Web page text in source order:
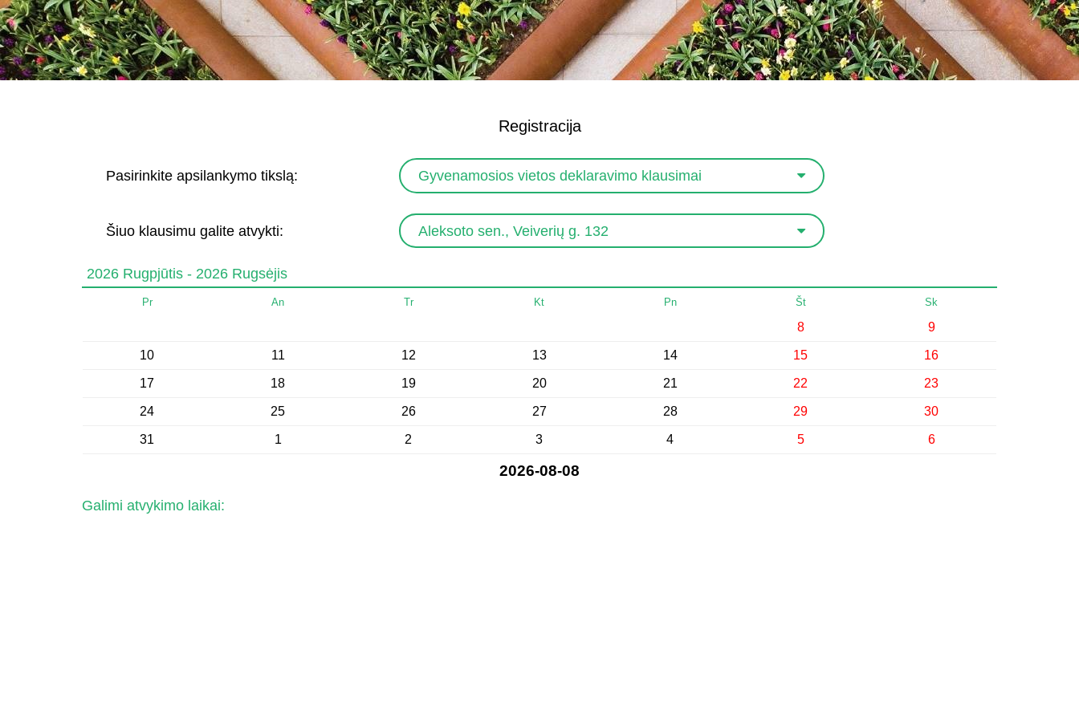
Registracija
Pasirinkite apsilankymo tikslą: Gyvenamosios vietos deklaravimo klausimai
Šiuo klausimu galite atvykti: Aleksoto sen., Veiverių g. 132
2026 Rugpjūtis - 2026 Rugsėjis
Pr An Tr Kt Pn Št Sk
8 9
10 11 12 13 14 15 16
17 18 19 20 21 22 23
24 25 26 27 28 29 30
31 1 2 3 4 5 6
2026-08-08
Galimi atvykimo laikai: